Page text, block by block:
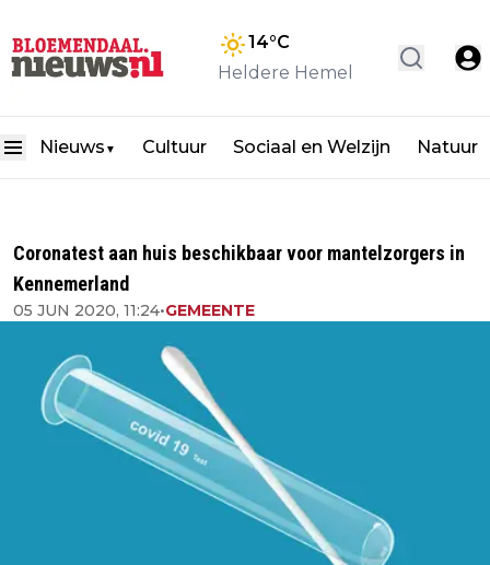
14°C
Heldere Hemel
Nieuws ▼ Cultuur Sociaal en Welzijn Natuur
Coronatest aan huis beschikbaar voor mantelzorgers in
Kennemerland
05 JUN 2020, 11:24•GEMEENTE